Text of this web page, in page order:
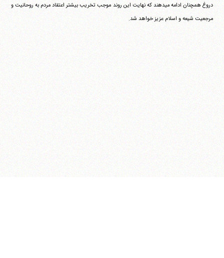
دروغ همچنان ادامه می‎دهند که نهایت این روند موجب تخریب بیشتر اعتقاد مردم به روحانیت و
مرجعیت شیعه و اسلام عزیز خواهد شد.